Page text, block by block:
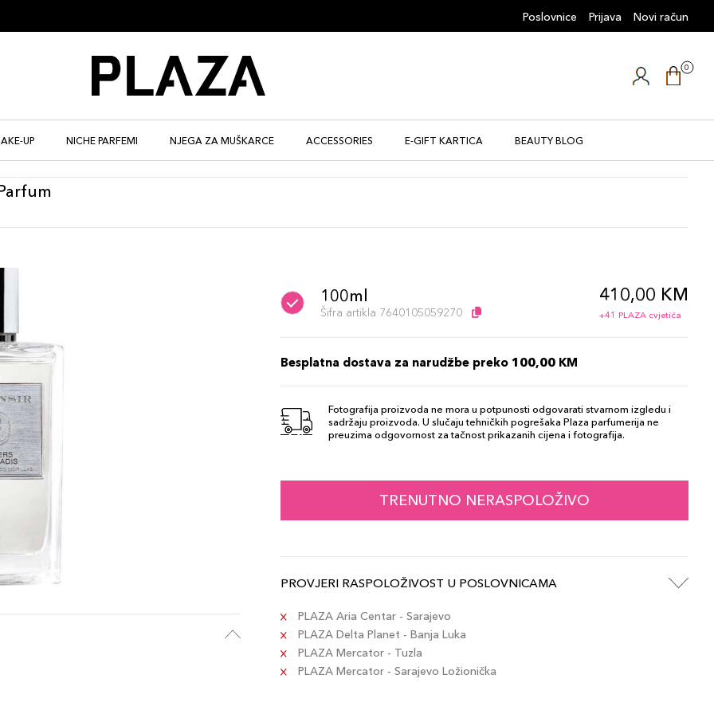
Poslovnice Prijava Novi račun
0
UP NICHE PARFEMI NJEGA ZA MUŠKARCE ACCESSORIES E-GIFT KARTICA BEAUTY BLOG
100ml
Šifra artikla 7640105059270
410,00 KM
+41 PLAZA cvjetića
Besplatna dostava za narudžbe preko 100,00 KM
Fotografija proizvoda ne mora u potpunosti odgovarati stvarnom izgledu i
sadržaju proizvoda. U slučaju tehničkih pogrešaka Plaza parfumerija ne
preuzima odgovornost za tačnost prikazanih cijena i fotografija.
TRENUTNO NERASPOLOŽIVO
PROVJERI RASPOLOŽIVOST U POSLOVNICAMA
PLAZA Aria Centar - Sarajevo
PLAZA Delta Planet - Banja Luka
PLAZA Mercator - Tuzla
PLAZA Mercator - Sarajevo Ložionička